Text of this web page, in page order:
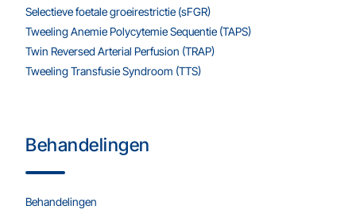
Selectieve foetale groeirestrictie (sFGR)
Tweeling Anemie Polycytemie Sequentie (TAPS)
Twin Reversed Arterial Perfusion (TRAP)
Tweeling Transfusie Syndroom (TTS)
Behandelingen
Behandelingen